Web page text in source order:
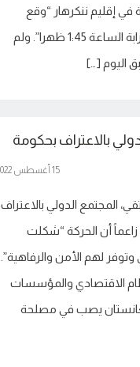
إقليم ننكرهار “وقع
الانفجار في ميدان تالاشي أمام اتحاد. الصرافة قرابة الساعة 1:45 ظهرا”. ولم
اليوم […]
بالاعتراف بحكومة
15 أغسطس 2022
المجتمع الدولي بالاعتراف
أن الحركة “شكلت
لهم الأمن والرفاهیة”.
الاقتصادي والمؤسسات
يصب في مصلحة